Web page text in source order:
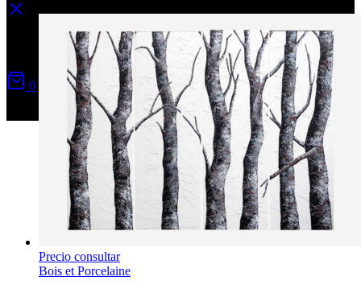
0
No hay productos
Precio consultar
Bois et Porcelaine